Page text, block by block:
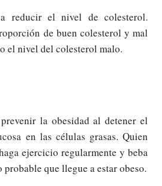
reducir el nivel de colesterol.
de buen colesterol y mal
el nivel del colesterol malo.
la obesidad al detener el
en las células grasas. Quien
ejercicio regularmente y beba
probable que llegue a estar obeso.